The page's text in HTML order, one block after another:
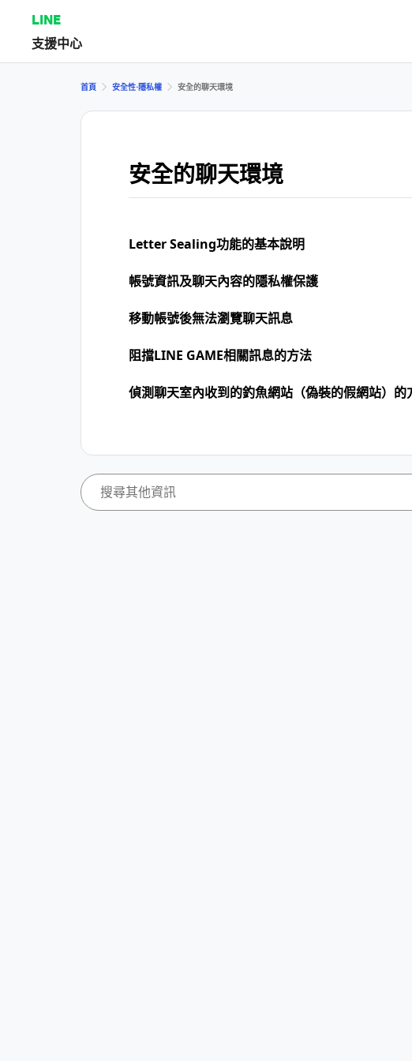
LINE
支援中心
首頁 安全性⋅隱私權 安全的聊天環境
安全的聊天環境
Letter Sealing功能的基本說明
帳號資訊及聊天內容的隱私權保護
移動帳號後無法瀏覽聊天訊息
阻擋LINE GAME相關訊息的方法
偵測聊天室內收到的釣魚網站（偽裝的假網站）的